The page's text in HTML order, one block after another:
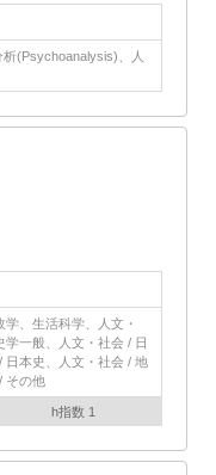
(Psychoanalysis)、人
、生活科学、人文・
一般、人文・社会 / 日
日本史、人文・社会 / 地
その他
h指数 1